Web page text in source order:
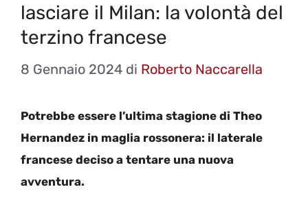
lasciare il Milan: la volontà del
terzino francese
8 Gennaio 2024 di Roberto Naccarella
Potrebbe essere l’ultima stagione di Theo
Hernandez in maglia rossonera: il laterale
francese deciso a tentare una nuova
avventura.